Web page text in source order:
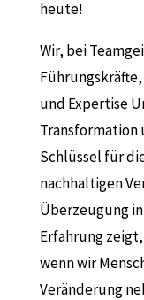
heute!
Wir, bei
und Expertise
Schlüssel für
nachhaltigen
Überzeugung
Erfahrung
wenn wir
Veränderung